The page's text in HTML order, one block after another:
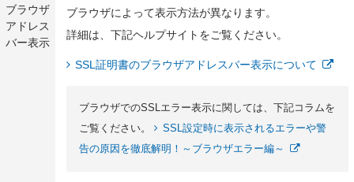
ブラウザ
アドレス
バー表示
ブラウザによって表示方法が異なります。
詳細は、下記ヘルプサイトをご覧ください。
SSL証明書のブラウザアドレスバー表示について
ブラウザでのSSLエラー表示に関しては、下記コラムを
ご覧ください。
SSL設定時に表示されるエラーや警
告の原因を徹底解明！～ブラウザエラー編～